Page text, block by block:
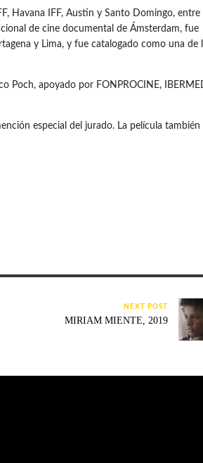
Havana IFF, Austin y Santo Domingo, entre
de cine documental de Ámsterdam, fue
y Lima, y fue catalogado como una de
Poch, apoyado por FONPROCINE,
especial del jurado. La película también
NEXT POST
MIRIAM MIENTE, 2019